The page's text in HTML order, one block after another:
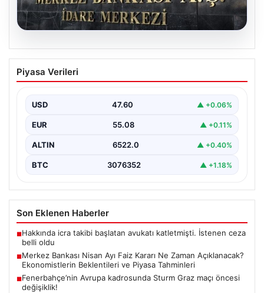
05.08.2026
Merkez Bankası Nisan Ayı Faiz Kararı Ne
Zaman Açıklanacak? Ekonomistlerin
Türkiye Cumhuriyet Merkez Bankası (TCMB) Para
üzere…
Piyasa Verileri
USD 47.60 ▲ +0.06%
EUR 55.08 ▲ +0.11%
ALTIN 6522.0 ▲ +0.40%
BTC 3076352 ▲ +1.18%
Son Eklenen Haberler
■Hakkında icra takibi başlatan avukatı katletmişti. İstenen ceza
belli oldu
■Merkez Bankası Nisan Ayı Faiz Kararı Ne Zaman Açıklanacak?
Ekonomistlerin Beklentileri ve Piyasa Tahminleri
■Fenerbahçe’nin Avrupa kadrosunda Sturm Graz maçı öncesi
değişiklik!